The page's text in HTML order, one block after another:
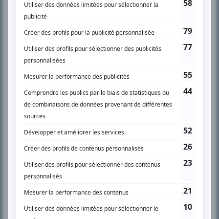
SUR LE RÉSEAU BIZZ MÉDIA
Accueil
Liste des oeuvres
Liste des comédiens
Recherche avancée
À propos
Nous contacter
Termes et conditions
Politique de confidentialité